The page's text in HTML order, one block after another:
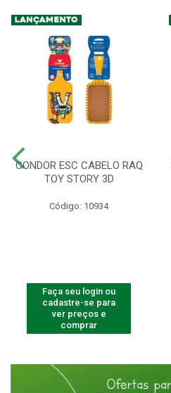
CONDOR ESC CABELO RAQ
TOY STORY 3D
Código: 10934
Faça seu login ou
cadastre-se para
ver preços e
comprar